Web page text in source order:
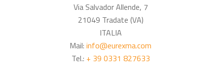
Via Salvador Allende, 7
21049 Tradate (VA)
ITALIA
Mail: info@eurexma.com
Tel.: + 39 0331 827633